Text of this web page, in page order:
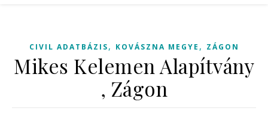
CIVIL ADATBÁZIS, KOVÁSZNA MEGYE , ZÁGON
Mikes Kelemen Alapítvány
, Zágon